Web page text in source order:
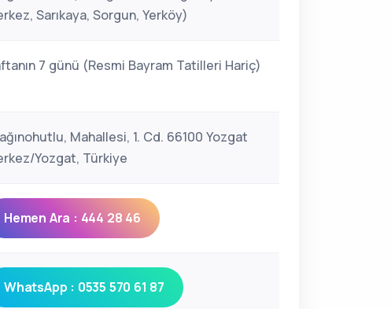
Sarıkaya, Sorgun, Yerköy)
7 günü (Resmi Bayram Tatilleri Hariç)
Mahallesi, 1. Cd. 66100 Yozgat
Yozgat, Türkiye
Hemen Ara : 444 28 46
WhatsApp : 0535 570 61 87